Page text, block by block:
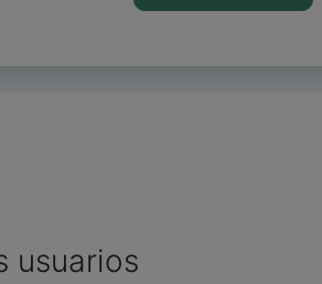
usuarios